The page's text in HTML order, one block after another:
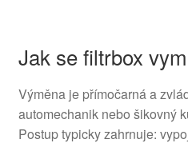
Jak se filtrbox
Výměna je přímoča­rná a
automechanik nebo šikovný
Postup typicky zahrnuje: